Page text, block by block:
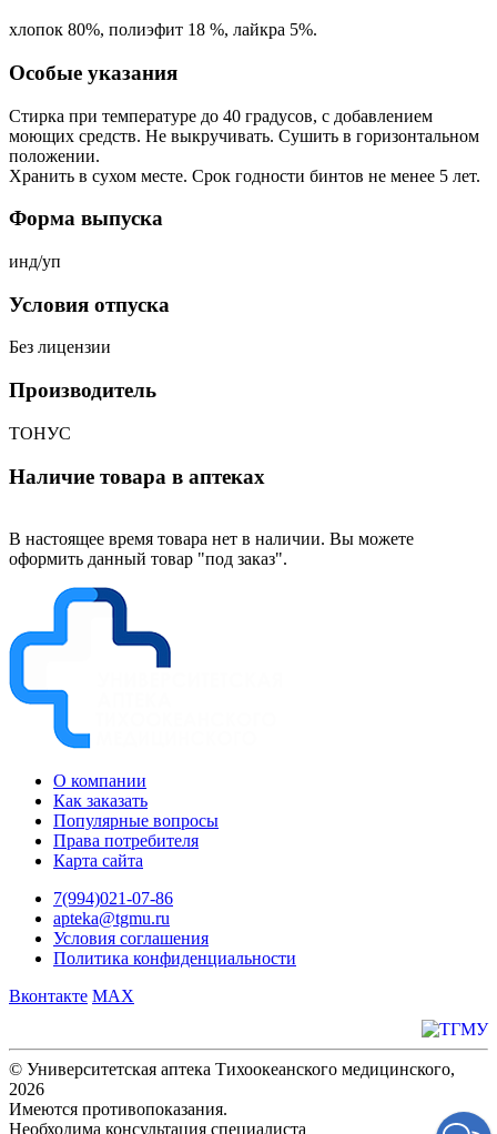
хлопок 80%, полиэфит 18 %, лайкра 5%.
Особые указания
Стирка при температуре до 40 градусов, с добавлением
моющих средств. Не выкручивать. Сушить в горизонтальном
положении.
Хранить в сухом месте. Срок годности бинтов не менее 5 лет.
Форма выпуска
инд/уп
Условия отпуска
Без лицензии
Производитель
ТОНУС
Наличие товара в аптеках
В настоящее время товара нет в наличии. Вы можете
оформить данный товар "под заказ".
О компании
Как заказать
Популярные вопросы
Права потребителя
Карта сайта
7(994)021-07-86
apteka@tgmu.ru
Условия соглашения
Политика конфиденциальности
Вконтакте MAX
© Университетская аптека Тихоокеанского медицинского,
2026
Имеются противопоказания.
Необходима консультация специалиста